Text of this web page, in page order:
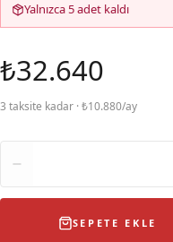
Yalnızca 5 adet kaldı
₺32.640
3 taksite kadar · ₺10.880/ay
SEPETE EKLE